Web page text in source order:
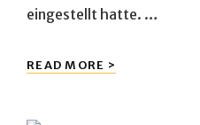
eingestellt hatte. …
READ MORE >
2019